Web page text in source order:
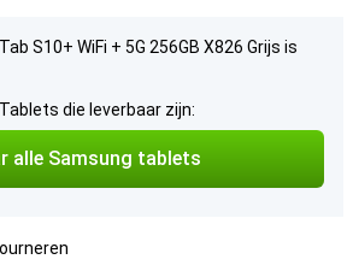
S10+ WiFi + 5G 256GB X826 Grijs is
die leverbaar zijn:
alle Samsung tablets